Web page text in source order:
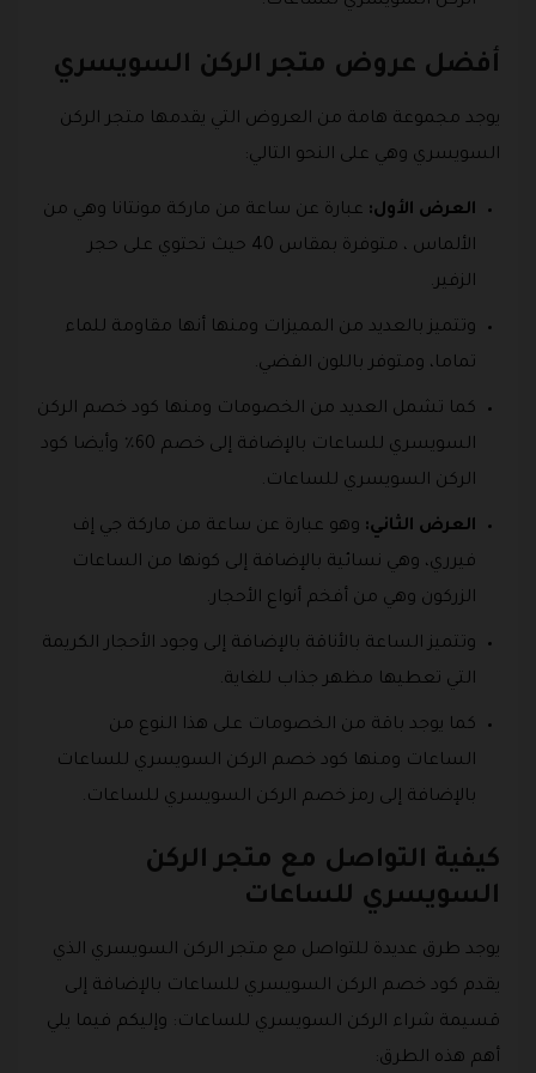
أفضل عروض متجر الركن السويسري
يوجد مجموعة هامة من العروض التي يقدمها متجر الركن
السويسري وهي على النحو التالي:
العرض الأول: عبارة عن ساعة من ماركة مونتانا وهي من
الألماس ، متوفرة بمقاس 40 حيث تحتوي على حجر
الزفير.
وتتميز بالعديد من المميزات ومنها أنها مقاومة للماء
تماما، ومتوفر باللون الفضي.
كما تشمل العديد من الخصومات ومنها كود خصم الركن
السويسري للساعات بالإضافة إلى خصم 60٪ وأيضا كود
الركن السويسري للساعات.
العرض الثاني: وهو عبارة عن ساعة من ماركة جي إف
فيرري، وهي نسائية بالإضافة إلى كونها من الساعات
الزركون وهي من أفخم أنواع الأحجار.
وتتميز الساعة بالأناقة بالإضافة إلى وجود الأحجار الكريمة
التي تعطيها مظهر جذاب للغاية.
كما يوجد باقة من الخصومات على هذا النوع من
الساعات ومنها كود خصم الركن السويسري للساعات
بالإضافة إلى رمز خصم الركن السويسري للساعات.
كيفية التواصل مع متجر الركن
السويسري للساعات
يوجد طرق عديدة للتواصل مع متجر الركن السويسري الذي
يقدم كود خصم الركن السويسري للساعات بالإضافة إلى
قسيمة شراء الركن السويسري للساعات: وإليكم فيما يلي
أهم هذه الطرق: